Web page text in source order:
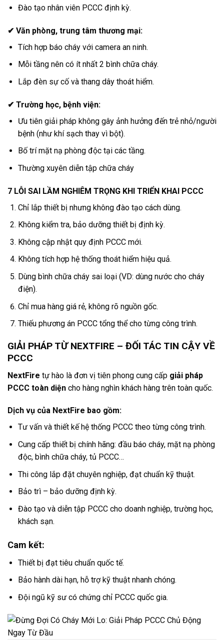
Đào tạo nhân viên PCCC định kỳ.
✔ Văn phòng, trung tâm thương mại:
Tích hợp báo cháy với camera an ninh.
Mỗi tầng nên có ít nhất 2 bình chữa cháy.
Lắp đèn sự cố và thang dây thoát hiểm.
✔ Trường học, bệnh viện:
Ưu tiên giải pháp không gây ảnh hưởng đến trẻ nhỏ/người
bệnh (như khí sạch thay vì bột).
Bố trí mặt nạ phòng độc tại các tầng.
Thường xuyên diễn tập chữa cháy
7 LỖI SAI LẦM NGHIÊM TRỌNG KHI TRIỂN KHAI PCCC
Chỉ lắp thiết bị nhưng không đào tạo cách dùng.
Không kiểm tra, bảo dưỡng thiết bị định kỳ.
Không cập nhật quy định PCCC mới.
Không tích hợp hệ thống thoát hiểm hiệu quả.
Dùng bình chữa cháy sai loại (VD: dùng nước cho cháy
điện).
Chỉ mua hàng giá rẻ, không rõ nguồn gốc.
Thiếu phương án PCCC tổng thể cho từng công trình.
GIẢI PHÁP TỪ NEXTFIRE – ĐỐI TÁC TIN CẬY VỀ
PCCC
NextFire tự hào là đơn vị tiên phong cung cấp giải pháp
PCCC toàn diện cho hàng nghìn khách hàng trên toàn quốc.
Dịch vụ của NextFire bao gồm:
Tư vấn và thiết kế hệ thống PCCC theo từng công trình.
Cung cấp thiết bị chính hãng: đầu báo cháy, mặt nạ phòng
độc, bình chữa cháy, tủ PCCC…
Thi công lắp đặt chuyên nghiệp, đạt chuẩn kỹ thuật.
Bảo trì – bảo dưỡng định kỳ.
Đào tạo và diễn tập PCCC cho doanh nghiệp, trường học,
khách sạn.
Cam kết:
Thiết bị đạt tiêu chuẩn quốc tế.
Bảo hành dài hạn, hỗ trợ kỹ thuật nhanh chóng.
Đội ngũ kỹ sư có chứng chỉ PCCC quốc gia.